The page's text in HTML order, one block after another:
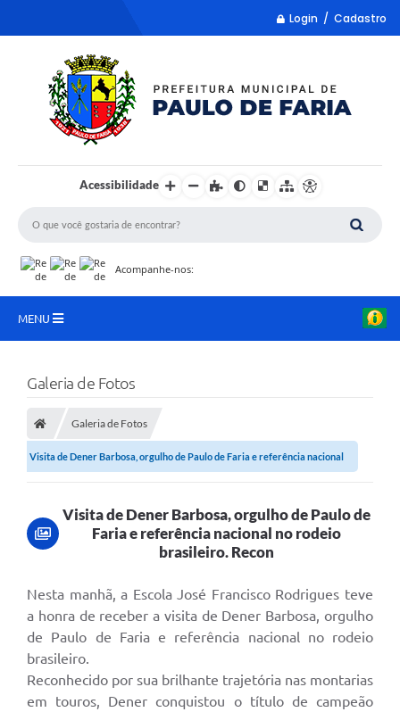
Login / Cadastro
Acessibilidade
Acompanhe-nos:
MENU
COLETA DE SUGESTÕES PARA LDO 2027
DOAÇÃO SOLIDARIA - FMDCA / FMDI
DIÁRIO OFICIAL DO MUNICÍPIO
Carta de Serviços
Consulta de Protocolo
ITR - TERRA NUA
Objetivos de Desenvolvimento Sustentável (ODS) Paulo de
Faria
Galeria de Fotos
Galeria de Fotos
Visita de Dener Barbosa, orgulho de Paulo de Faria e referência nacional
Visita de Dener Barbosa, orgulho de Paulo de
Faria e referência nacional no rodeio
brasileiro. Recon
Nesta manhã, a Escola José Francisco Rodrigues teve
a honra de receber a visita de Dener Barbosa, orgulho
de Paulo de Faria e referência nacional no rodeio
brasileiro.
Reconhecido por sua brilhante trajetória nas montarias
em touros, Dener conquistou o título de campeão